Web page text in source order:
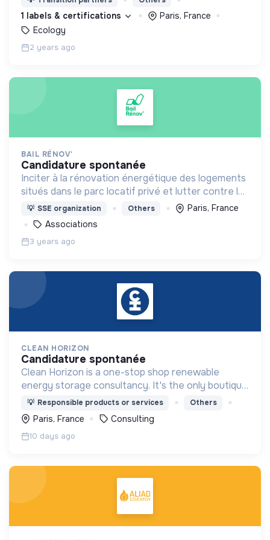
1 labels & certifications
Paris, France
Ecology
2 years ago
BAIL RÉNOV'
candidature spontanée
Inciter à la rénovation énergétique des logements
situés dans le parc locatif privé et lutter contre la
précarité énergétique
💡 SSE organization Others
Paris, France
Associations
3 years ago
CLEAN HORIZON
candidature spontanée
Clean Horizon is a one-stop shop renewable
energy storage consultancy. It's the only boutique
consultancy to offer both market analysis and
technical consultancy on storage and hydrogen
projects.
💡 Responsible products or services Others
Paris, France Consulting
10 days ago